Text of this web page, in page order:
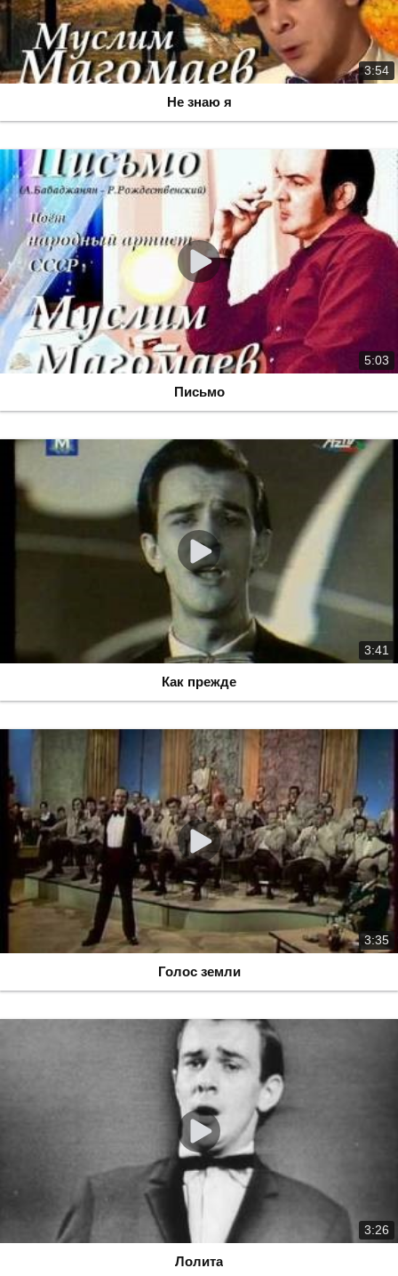
3:54
Не знаю я
5:03
Письмо
3:41
Как прежде
3:35
Голос земли
3:26
Лолита